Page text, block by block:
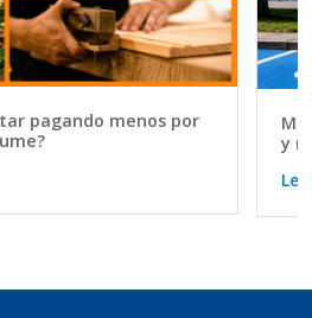
pagando menos por
y